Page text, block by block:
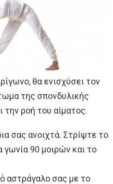
θα ενισχύσει τον
της σπονδυλικής
την ροή του αίματος.
σας ανοιχτά. Στρίψτε το
γωνία 90 μοιρών και το
αστράγαλο σας με το